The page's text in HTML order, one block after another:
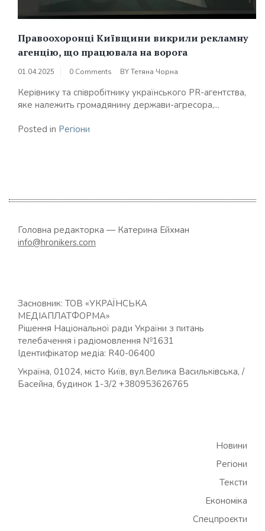
Правоохоронці Київщини викрили рекламну
агенцію, що працювала на ворога
01.04.2025 0 Comments BYТетяна Чорна
Керівнику та співробітнику українського PR-агентства,
яке належить громадянину держави-агресора,...
Posted in Регіони
Головна редакторка — Катерина Ейхман
info@hronikers.com
Засновник: ТОВ «УКРАЇНСЬКА
МЕДІАПЛАТФОРМА»
Рішення Національної ради України з питань
телебачення і радіомовлення №1631
Ідентифікатор медіа: R40-06400
Україна, 01024, місто Київ, вул.Велика Васильківська, /
Басейна, будинок 1-3/2 +380953626765
Новини
Регіони
Тексти
Економіка
Спецпроєкти